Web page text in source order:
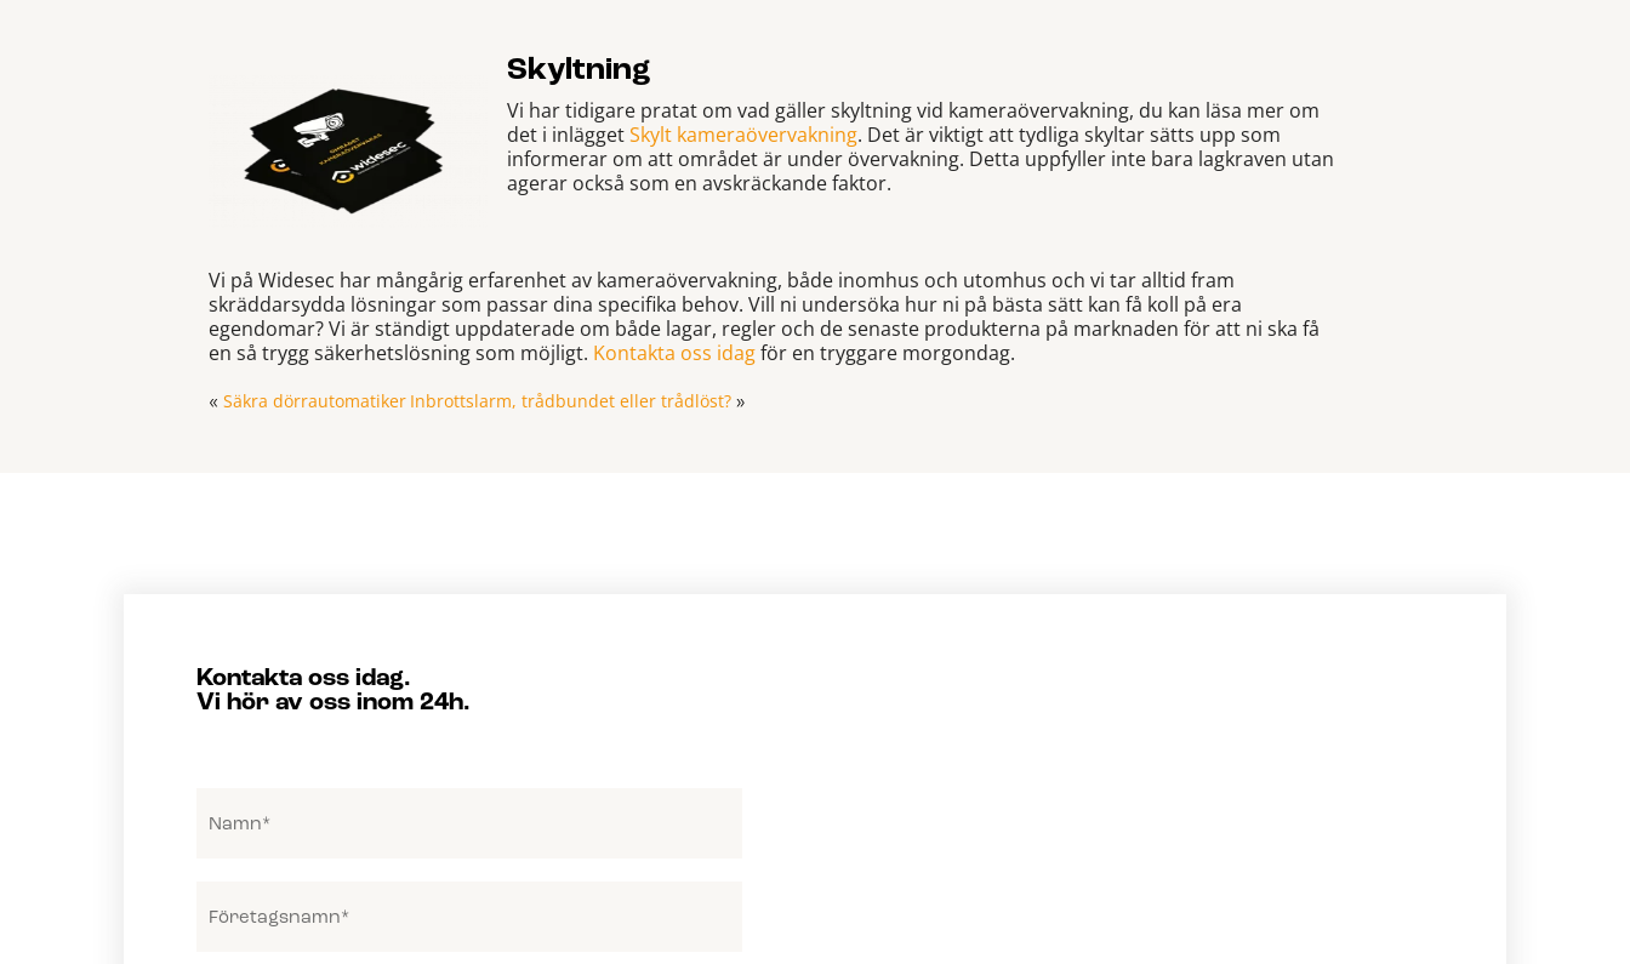
Skyltning
Vi har tidigare pratat om vad gäller skyltning vid kameraövervakning, du kan läsa mer om
det i inläggetSkylt kameraövervakning. Det är viktigt att tydliga skyltar sätts upp som
informerar om att området är under övervakning. Detta uppfyller inte bara lagkraven utan
agerar också som en avskräckande faktor.
Vi på Widesec har mångårig erfarenhet av kameraövervakning, både inomhus och utomhus och vi tar alltid fram
skräddarsydda lösningar som passar dina specifika behov. Vill ni undersöka hur ni på bästa sätt kan få koll på era
egendomar? Vi är ständigt uppdaterade om både lagar, regler och de senaste produkterna på marknaden för att ni ska få
en så trygg säkerhetslösning som möjligt. Kontakta oss idagför en tryggare morgondag.
« Säkra dörrautomatiker Inbrottslarm, trådbundet eller trådlöst? »
Kontakta oss idag.
Vi hör av oss inom 24h.